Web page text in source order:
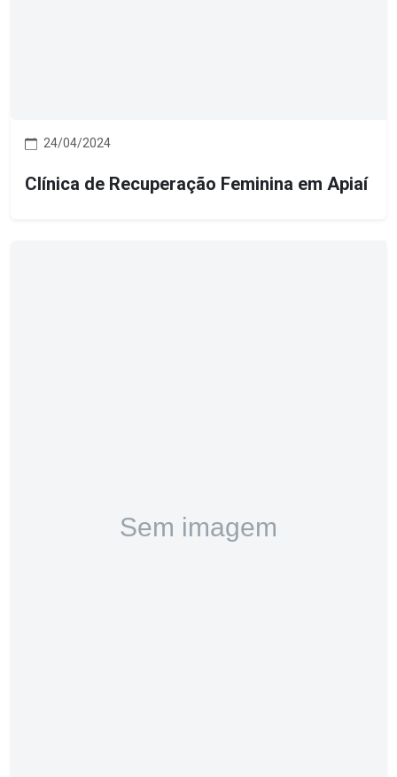
24/04/2024
Clínica de Recuperação Feminina em Apiaí